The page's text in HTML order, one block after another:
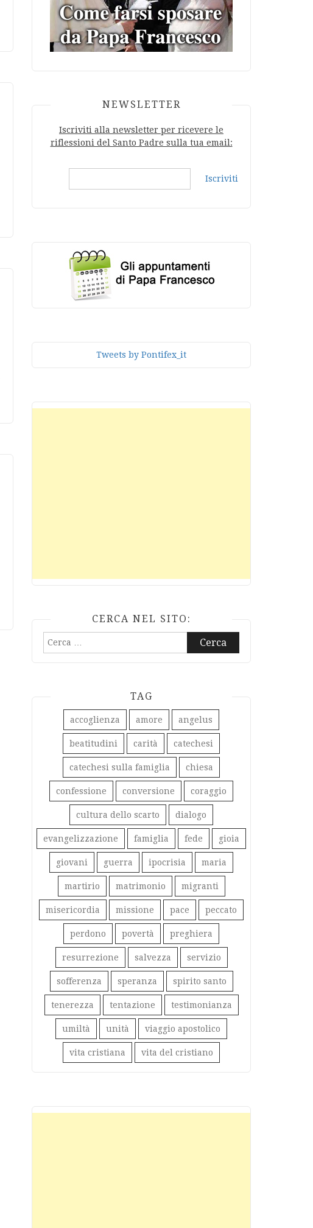
NEWSLETTER
Iscriviti alla newsletter per ricevere le
riflessioni del Santo Padre sulla tua email:
Iscriviti
Tweets by Pontifex_it
CERCA NEL SITO:
Ricerca
TAG
accoglienza amore angelus
beatitudini carità catechesi
catechesi sulla famiglia chiesa
confessione conversione coraggio
cultura dello scarto dialogo
evangelizzazione famiglia fede gioia
giovani guerra ipocrisia maria
martirio matrimonio migranti
misericordia missione pace peccato
perdono povertà preghiera
resurrezione salvezza servizio
sofferenza speranza spirito santo
tenerezza tentazione testimonianza
umiltà unità viaggio apostolico
vita cristiana vita del cristiano